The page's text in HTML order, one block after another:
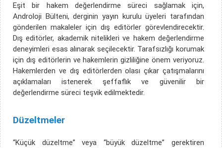
Eşit bir hakem değerlendirme süreci sağlamak için,
Androloji Bülteni, derginin yayın kurulu üyeleri tarafından
gönderilen makaleler için dış editörler görevlendirecektir.
Dış editörler, akademik nitelikleri ve hakem değerlendirme
deneyimleri esas alınarak seçilecektir. Tarafsızlığı korumak
için dış editörlerin ve hakemlerin gizliliğine önem veriyoruz.
Hakemlerden ve dış editörlerden olası çıkar çatışmalarını
açıklamaları istenerek şeffaflık ve güvenilir bir
değerlendirme süreci teşvik edilmektedir.
Düzeltmeler
“Küçük düzeltme” veya “büyük düzeltme” gerektiren